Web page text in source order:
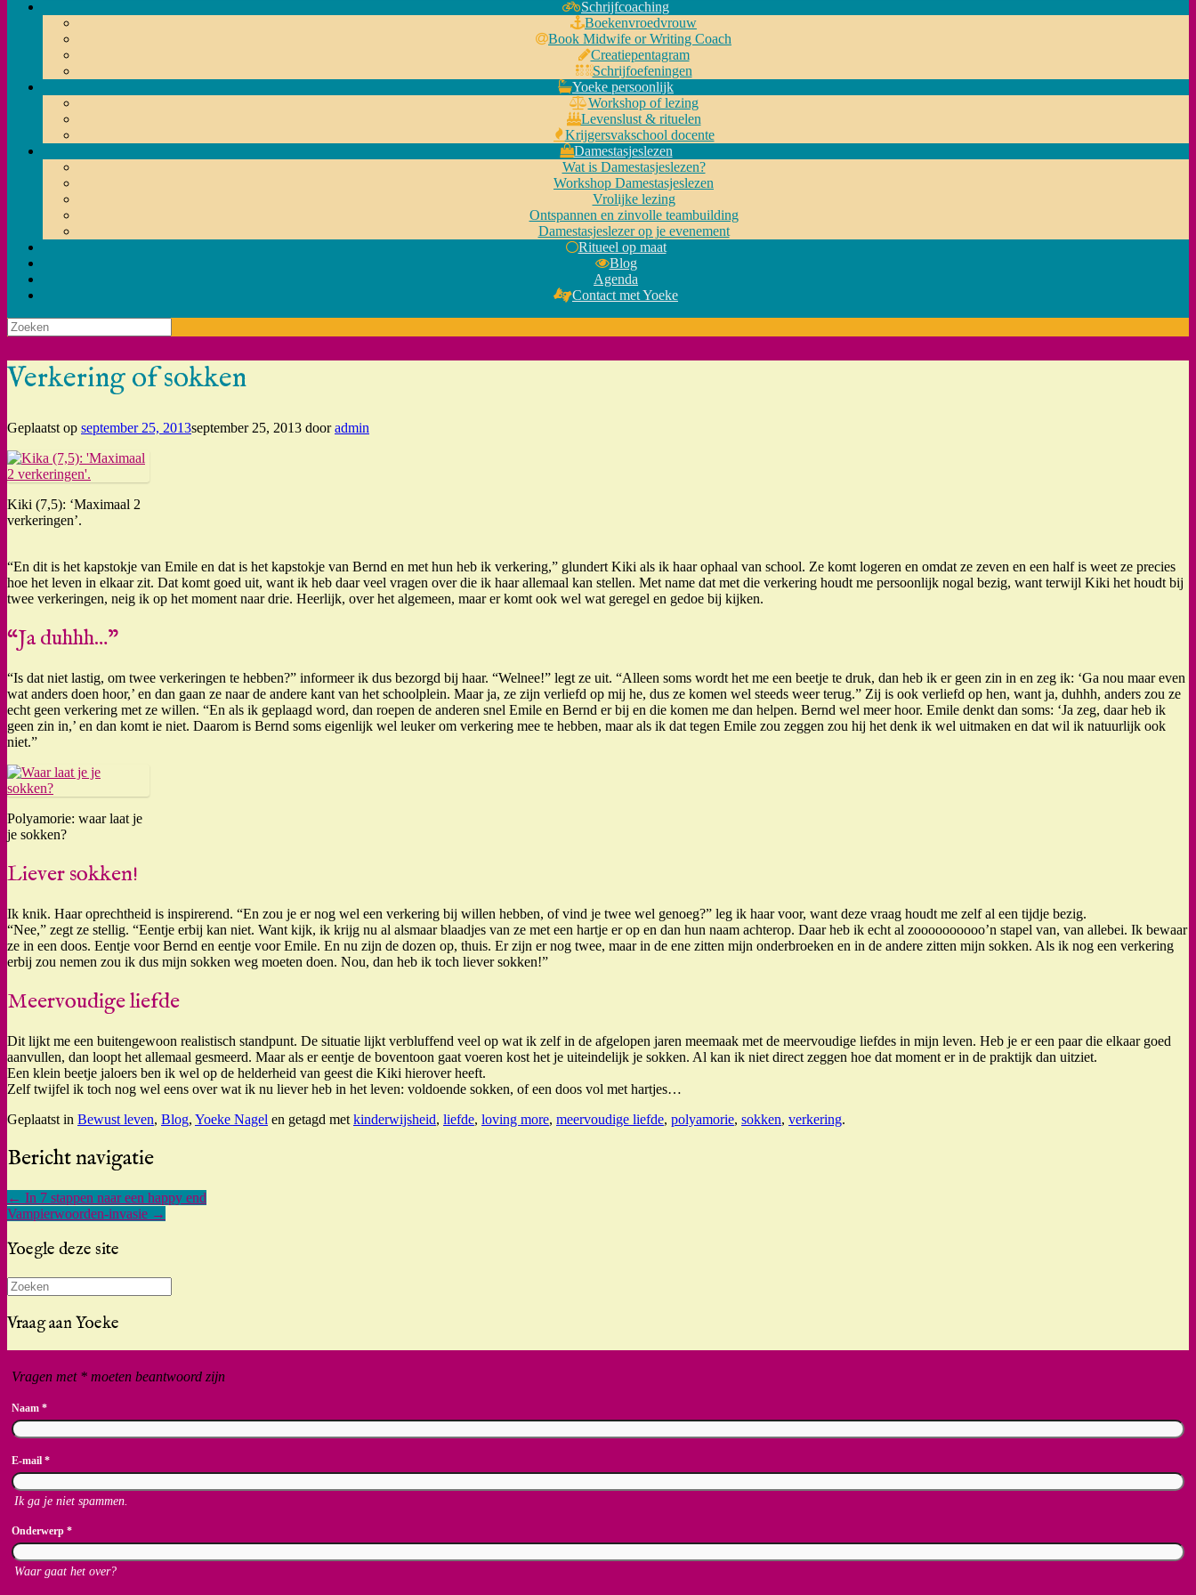
Schrijfcoaching
Boekenvroedvrouw
Book Midwife or Writing Coach
Creatiepentagram
Schrijfoefeningen
Yoeke persoonlijk
Workshop of lezing
Levenslust & rituelen
Krijgersvakschool docente
Damestasjeslezen
Wat is Damestasjeslezen?
Workshop Damestasjeslezen
Vrolijke lezing
Ontspannen en zinvolle teambuilding
Damestasjeslezer op je evenement
Ritueel op maat
Blog
Agenda
Contact met Yoeke
Zoeken
naar:
Verkering of sokken
Geplaatst op september 25, 2013september 25, 2013 dooradmin
Kiki (7,5): ‘Maximaal 2
verkeringen’.
“En dit is het kapstokje van Emile en dat is het kapstokje van Bernd en met hun heb ik verkering,” glundert Kiki als ik haar ophaal van school. Ze komt logeren en omdat ze zeven en een half is weet ze precies
hoe het leven in elkaar zit. Dat komt goed uit, want ik heb daar veel vragen over die ik haar allemaal kan stellen. Met name dat met die verkering houdt me persoonlijk nogal bezig, want terwijl Kiki het houdt bij
twee verkeringen, neig ik op het moment naar drie. Heerlijk, over het algemeen, maar er komt ook wel wat geregel en gedoe bij kijken.
“Ja duhhh…”
“Is dat niet lastig, om twee verkeringen te hebben?” informeer ik dus bezorgd bij haar. “Welnee!” legt ze uit. “Alleen soms wordt het me een beetje te druk, dan heb ik er geen zin in en zeg ik: ‘Ga nou maar even
wat anders doen hoor,’ en dan gaan ze naar de andere kant van het schoolplein. Maar ja, ze zijn verliefd op mij he, dus ze komen wel steeds weer terug.” Zij is ook verliefd op hen, want ja, duhhh, anders zou ze
echt geen verkering met ze willen. “En als ik geplaagd word, dan roepen de anderen snel Emile en Bernd er bij en die komen me dan helpen. Bernd wel meer hoor. Emile denkt dan soms: ‘Ja zeg, daar heb ik
geen zin in,’ en dan komt ie niet. Daarom is Bernd soms eigenlijk wel leuker om verkering mee te hebben, maar als ik dat tegen Emile zou zeggen zou hij het denk ik wel uitmaken en dat wil ik natuurlijk ook
niet.”
Polyamorie: waar laat je
je sokken?
Liever sokken!
Ik knik. Haar oprechtheid is inspirerend. “En zou je er nog wel een verkering bij willen hebben, of vind je twee wel genoeg?” leg ik haar voor, want deze vraag houdt me zelf al een tijdje bezig.
“Nee,” zegt ze stellig. “Eentje erbij kan niet. Want kijk, ik krijg nu al alsmaar blaadjes van ze met een hartje er op en dan hun naam achterop. Daar heb ik echt al zoooooooooo’n stapel van, van allebei. Ik bewaar
ze in een doos. Eentje voor Bernd en eentje voor Emile. En nu zijn de dozen op, thuis. Er zijn er nog twee, maar in de ene zitten mijn onderbroeken en in de andere zitten mijn sokken. Als ik nog een verkering
erbij zou nemen zou ik dus mijn sokken weg moeten doen. Nou, dan heb ik toch liever sokken!”
Meervoudige liefde
Dit lijkt me een buitengewoon realistisch standpunt. De situatie lijkt verbluffend veel op wat ik zelf in de afgelopen jaren meemaak met de meervoudige liefdes in mijn leven. Heb je er een paar die elkaar goed
aanvullen, dan loopt het allemaal gesmeerd. Maar als er eentje de boventoon gaat voeren kost het je uiteindelijk je sokken. Al kan ik niet direct zeggen hoe dat moment er in de praktijk dan uitziet.
Een klein beetje jaloers ben ik wel op de helderheid van geest die Kiki hierover heeft.
Zelf twijfel ik toch nog wel eens over wat ik nu liever heb in het leven: voldoende sokken, of een doos vol met hartjes…
Geplaatst in Bewust leven, Blog, Yoeke Nagel en getagd met kinderwijsheid, liefde, loving more, meervoudige liefde, polyamorie, sokken, verkering.
Bericht navigatie
← In 7 stappen naar een happy end
Vampierwoorden-invasie →
Yoegle deze site
Zoeken
naar:
Vraag aan Yoeke
Vragen met * moeten beantwoord zijn
Naam *
E-mail *
Ik ga je niet spammen.
Onderwerp *
Waar gaat het over?